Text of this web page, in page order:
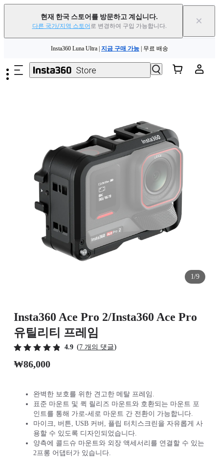
현재 한국 스토어를 방문하고 계십니다.
다른 국가/지역 스토어 로 변경하여 구입 가능합니다. ×
Insta360 Luna Ultra |지금 구매 가능 | 무료 배송
Insta360 Luna Ultra | 지금 구매 가능 | 무료 배송
1/9
Insta360 Ace Pro 2/Insta360 Ace Pro
유틸리티 프레임
4.9 (7 개의 댓글)
₩86,000
완벽한 보호를 위한 견고한 메탈 프레임.
표준 마운트 및 퀵 릴리즈 마운트와 호환되는 마운트 포
인트를 통해 가로-세로 마운트 간 전환이 가능합니다.
마이크, 버튼, USB 커버, 플립 터치스크린을 자유롭게 사
용할 수 있도록 디자인되었습니다.
양측에 콜드슈 마운트와 외장 액세서리를 연결할 수 있는
2프롱 어댑터가 있습니다.